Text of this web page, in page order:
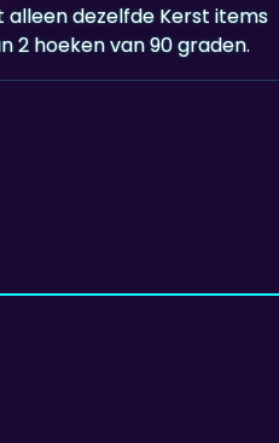
alleen dezelfde Kerst items
2 hoeken van 90 graden.